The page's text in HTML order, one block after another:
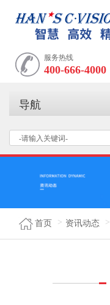
服务热线
400-666-4000
导航
首页 资讯动态